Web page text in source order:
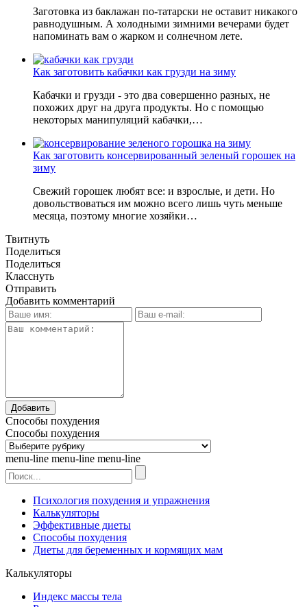
Заготовка из баклажан по-татарски не оставит никакого
равнодушным. А холодными зимними вечерами будет
напоминать вам о жарком и солнечном лете.
Как заготовить кабачки как грузди на зиму
Кабачки и грузди - это два совершенно разных, не
похожих друг на друга продукты. Но с помощью
некоторых манипуляций кабачки,…
Как заготовить консервированный зеленый горошек на
зиму
Свежий горошек любят все: и взрослые, и дети. Но
довольствоваться им можно всего лишь чуть меньше
месяца, поэтому многие хозяйки…
Твитнуть
Поделиться
Поделиться
Класснуть
Отправить
Добавить комментарий
Способы похудения
Способы похудения
menu-line menu-line menu-line
Психология похудения и упражнения
Калькуляторы
Эффективные диеты
Способы похудения
Диеты для беременных и кормящих мам
Калькуляторы
Индекс массы тела